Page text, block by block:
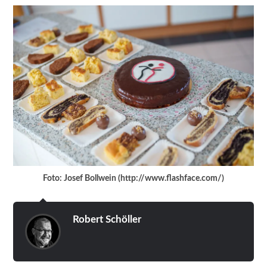
Foto: Josef Bollwein (http://www.flashface.com/)
Robert Schöller